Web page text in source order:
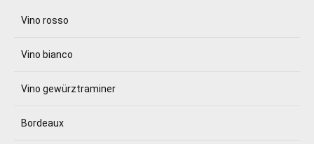
Vino rosso
Vino bianco
Vino gewürztraminer
Bordeaux